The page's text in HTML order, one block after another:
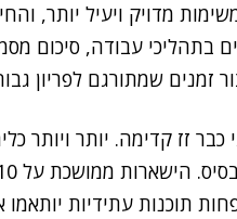
בתהליכי עבודה, סיכום
זמנים שמתורגם לפריון
תוכנות עתידיות